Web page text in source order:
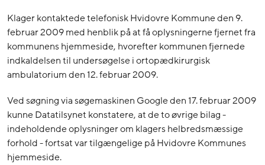
Klager kontaktede telefonisk Hvidovre Kommune den 9.
februar 2009 med henblik på at få oplysningerne fjernet fra
kommunens hjemmeside, hvorefter kommunen fjernede
indkaldelsen til undersøgelse i ortopædkirurgisk
ambulatorium den 12. februar 2009.
Ved søgning via søgemaskinen Google den 17. februar 2009
kunne Datatilsynet konstatere, at de to øvrige bilag -
indeholdende oplysninger om klagers helbredsmæssige
forhold - fortsat var tilgængelige på Hvidovre Kommunes
hjemmeside.